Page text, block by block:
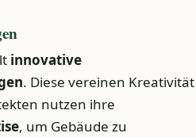
innovative
. Diese vereinen Kreativität
nutzen ihre
, um Gebäude zu